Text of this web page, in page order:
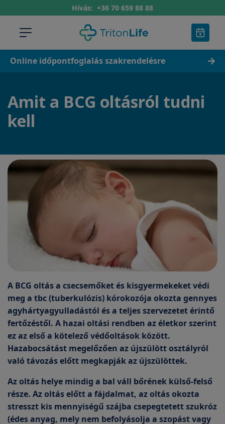
Hívás: +36 70 659 88 88
Online időpontfoglalás szakrendelésre
Amit a BCG oltásról tudni
kell
A BCG oltás a csecsemőket és kisgyermekeket védi
meg a tbc (tuberkulózis) kórokozója okozta gennyes
agyhártyagyulladástól és a teljes szervezetet érintő
fertőzéstől. A hazai oltási rendben az életkor szerint
ez az első a kötelező védőoltások között.
Hazabocsátást megelőzően az újszülött osztályról
való távozás előtt megkapják az újszülöttek.
Az oltás helye mindig a bal váll bőrének külső-felső
része. Az oltás előtt a fájdalmat, az oltás okozta
stresszt kis mennyiségű szájba csepegtetett szukróz
(édes anyag, mely nem befolyásolja a szopást vagy